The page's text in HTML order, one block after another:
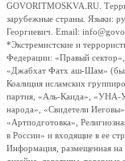
GOVORITMOSKVA.RU.
зарубежные страны. Языки:
Георгиевич. Email:
*Экстремистские и
Федерации: «Правый
«Джабхат Фатх аш-Шам»
Коалиция исламских
партия, «Аль-Каида», «УНА-
народа», «Свидетели
«Артподготовка»,
в России» и входящие в ее
Информация, размещенная на